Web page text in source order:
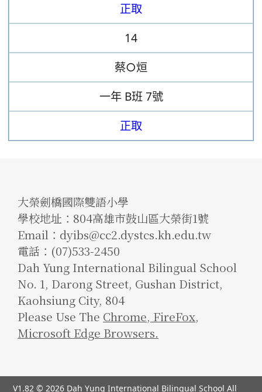
正取
14
蔡○烜
一年 B班 7號
正取
大榮劍橋國際雙語小學
學校地址：804高雄市鼓山區大榮街1號
Email：dyibs@cc2.dystcs.kh.edu.tw
電話：(07)533-2450
Dah Yung International Bilingual School
No. 1, Darong Street, Gushan District,
Kaohsiung City, 804
Please Use The Chrome, FireFox,
Microsoft Edge Browsers.
V1.82 © 2026 Dah Yung International Bilingual School All